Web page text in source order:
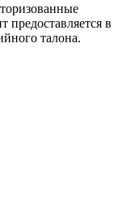
в
талона.